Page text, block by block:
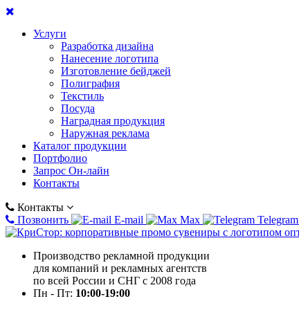
Услуги
Разработка дизайна
Нанесение логотипа
Изготовление бейджей
Полиграфия
Текстиль
Посуда
Наградная продукция
Наружная реклама
Каталог продукции
Портфолио
Запрос Он-лайн
Контакты
Контакты
Позвонить
E-mail Max Telegram
Производство рекламной продукции
для компаний и рекламных агентств
по всей России и СНГ с 2008 года
Пн - Пт: 10:00-19:00